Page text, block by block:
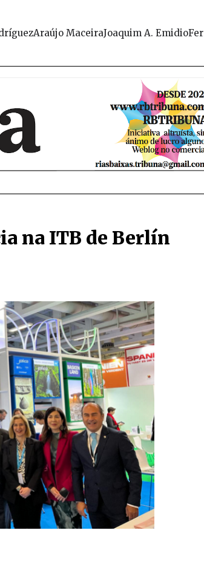
Araújo MaceiraJoaquim A. Emidio
na ITB de Berlín